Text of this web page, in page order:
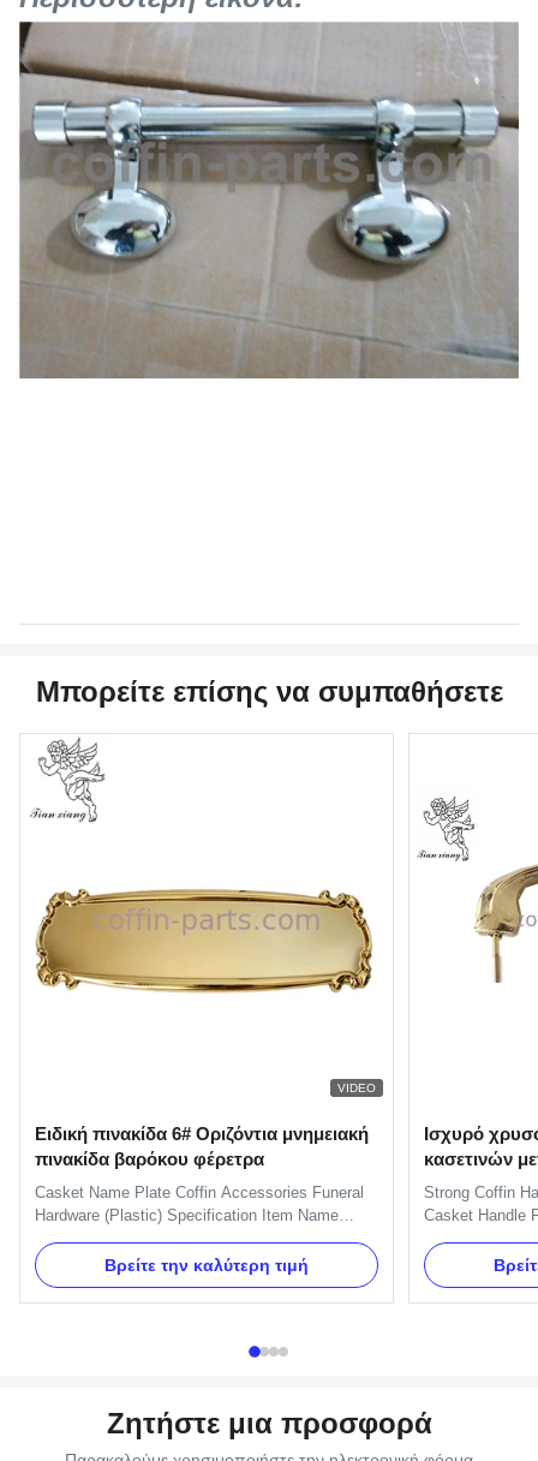
Μπορείτε επίσης να συμπαθήσετε
VIDEO
Ειδική πινακίδα 6# Οριζόντια μνημειακή
πινακίδα βαρόκου φέρετρα
Casket Name Plate Coffin Accessories Funeral
Hardware (Plastic) Specification Item Name
Gold, silver, copper, as your order Delivery Time
30 days after the order confirmed Payment Term
TT, L/C MOQ 100 sets Packing 100 sets/ctn
Βρείτε την καλύτερη τιμή
Ισχυρό
κασετινών
H9021 της
Strong Coffin
Casket Handle
and nuts. And
Item Name TX-
Metal Color
Ζητήστε μια προσφορά